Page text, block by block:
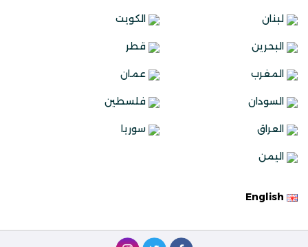
لبنان الكويت
البحرين قطر
المغرب عمان
السودان فلسطين
العراق سوريا
اليمن